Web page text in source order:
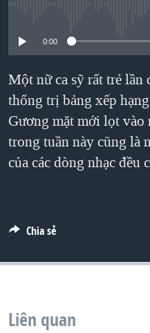
ĐỜI SỐNG
KHOA HỌC
SỨC KHOẺ
VĂN HOÁ
THỂ THAO
MỘT NĂM CHIẾN TRANH
GIẢI MÃ VÀNH ĐAI &
NGÀY TỊ NẠN THẾ GIỚI
TRỊNH VĨNH BÌNH -
GROUND ZERO – XƯA VÀ
THƯỢNG ĐỈNH TRUMP-
QUAN HỆ VIỆT MỸ
NGHE
MẠNG XÃ HỘI
Ngôn ngữ khác
0:00
Một nữ ca sỹ rất trẻ lần
thống trị bảng xếp
Gương mặt mới lọt vào
trong tuần này cũng là
của các dòng nhạc đều
Chia sẻ
Liên quan